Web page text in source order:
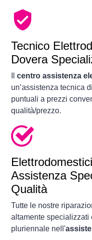
Tecnico
Dovera
centro assistenza
un’assistenza tecnica
puntuali a prezzi
qualità/prezzo.
Elettrodomestici
Assistenza
Qualità
Tutte le nostre
altamente specializzati
pluriennale nell'